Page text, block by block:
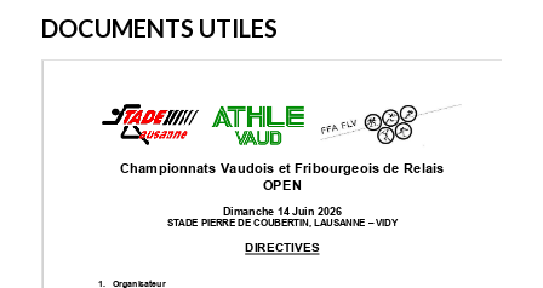
DOCUMENTS UTILES